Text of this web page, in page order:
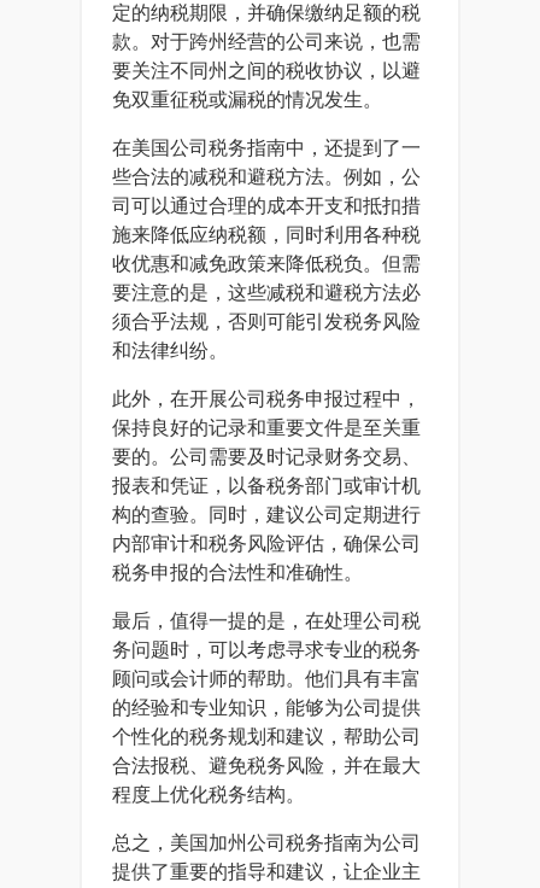
定的纳税期限，并确保缴纳足额的税
款。对于跨州经营的公司来说，也需
要关注不同州之间的税收协议，以避
免双重征税或漏税的情况发生。
在美国公司税务指南中，还提到了一
些合法的减税和避税方法。例如，公
司可以通过合理的成本开支和抵扣措
施来降低应纳税额，同时利用各种税
收优惠和减免政策来降低税负。但需
要注意的是，这些减税和避税方法必
须合乎法规，否则可能引发税务风险
和法律纠纷。
此外，在开展公司税务申报过程中，
保持良好的记录和重要文件是至关重
要的。公司需要及时记录财务交易、
报表和凭证，以备税务部门或审计机
构的查验。同时，建议公司定期进行
内部审计和税务风险评估，确保公司
税务申报的合法性和准确性。
最后，值得一提的是，在处理公司税
务问题时，可以考虑寻求专业的税务
顾问或会计师的帮助。他们具有丰富
的经验和专业知识，能够为公司提供
个性化的税务规划和建议，帮助公司
合法报税、避免税务风险，并在最大
程度上优化税务结构。
总之，美国加州公司税务指南为公司
提供了重要的指导和建议，让企业主